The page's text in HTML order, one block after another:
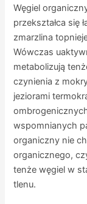
Węgiel
przekształca się
zmarzlina
Wówczas
metabolizują
czynienia z
jeziorami
wspomnianych
organiczny nie
organicznego,
tenże węgiel w
tlenu.